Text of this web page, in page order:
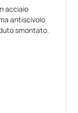
acciaio
antiscivolo
smontato.